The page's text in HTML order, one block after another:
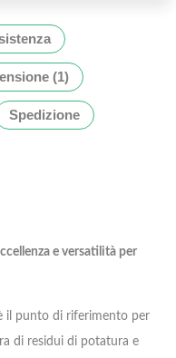
(1)
Spedizione
e versatilità per
il punto di riferimento per
di residui di potatura e